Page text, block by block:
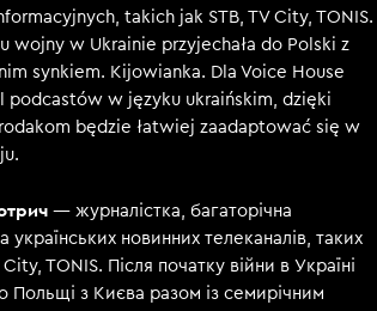
takich jak STB, TV City, TONIS.
wojny w Ukrainie przyjechała do Polski z
synkiem. Kijowianka. Dla Voice House
podcastów w języku ukraińskim, dzięki
będzie łatwiej zaadaptować się w
— журналістка, багаторічна
українських новинних телеканалів, таких
TONIS. Після початку війни в Україні
Польщі з Києва разом із семирічним